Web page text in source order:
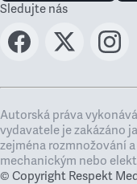
Sledujte nás
Autorská práva
vydavatele je zakázáno
zejména rozmnožování
mechanickým nebo
© Copyright Respekt